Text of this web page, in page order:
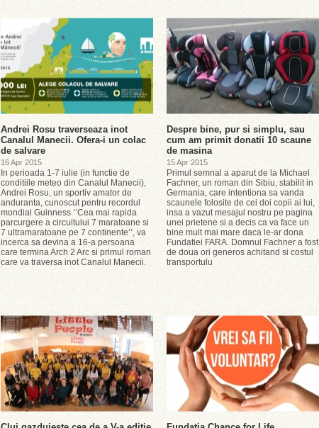
Andrei Rosu traverseaza inot
Canalul Manecii. Ofera-i un colac
de salvare
16 Apr 2015
In perioada 1-7 iulie (in functie de
conditiile meteo din Canalul Manecii),
Andrei Rosu, un sportiv amator de
anduranta, cunoscut pentru recordul
mondial Guinness ‘’Cea mai rapida
parcurgere a circuitului 7 maratoane si
7 ultramaratoane pe 7 continente’’, va
incerca sa devina a 16-a persoana
care termina Arch 2 Arc si primul roman
care va traversa inot Canalul Manecii.
Despre bine, pur si simplu, sau
cum am primit donatii 10 scaune
de masina
15 Apr 2015
Primul semnal a aparut de la Michael
Fachner, un roman din Sibiu, stabilit in
Germania, care intentiona sa vanda
scaunele folosite de cei doi copii ai lui,
insa a vazut mesajul nostru pe pagina
unei prietene si a decis ca va face un
bine mult mai mare daca le-ar dona
Fundatiei FARA. Domnul Fachner a fost
de doua ori generos achitand si costul
transportulu